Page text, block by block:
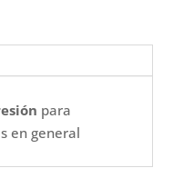
para
en general